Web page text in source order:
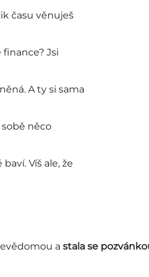
času věnuješ
Jsi
A ty si sama
sobě něco
Víš ale, že
a stala se